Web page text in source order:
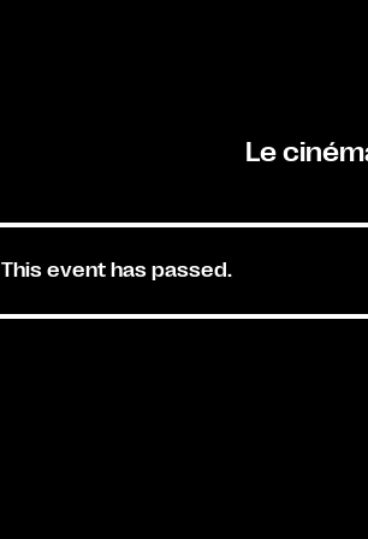
Le
This event has passed.